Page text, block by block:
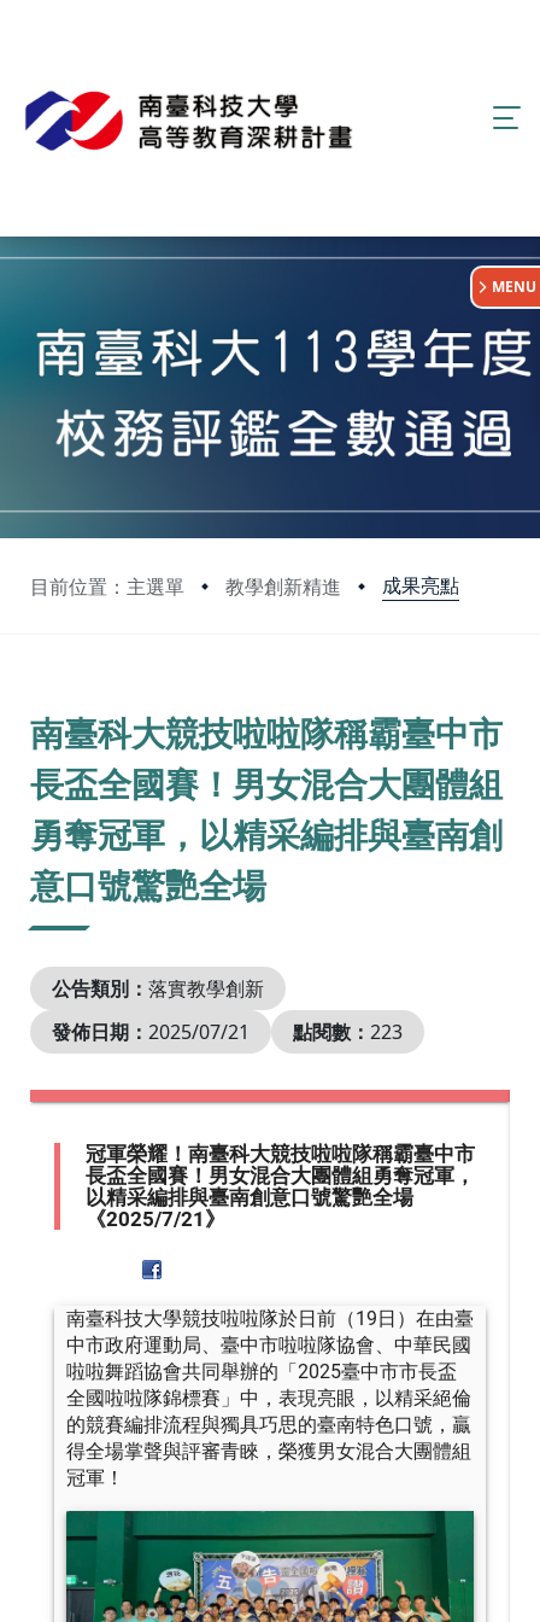
目前位置：主選單 教學創新精進 成果亮點
:::
MENU
南臺科大競技啦啦隊稱霸臺中市
長盃全國賽！男女混合大團體組
勇奪冠軍，以精采編排與臺南創
意口號驚艷全場
公告類別： 落實教學創新
發佈日期： 2025/07/21 點閱數： 223